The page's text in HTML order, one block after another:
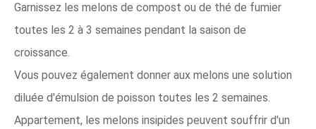
Garnissez les melons de compost ou de thé de fumier
toutes les 2 à 3 semaines pendant la saison de
croissance.
Vous pouvez également donner aux melons une solution
diluée d'émulsion de poisson toutes les 2 semaines.
Appartement, les melons insipides peuvent souffrir d'un